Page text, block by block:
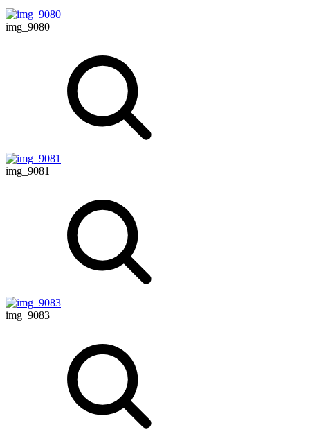
img_9080
img_9081
img_9083